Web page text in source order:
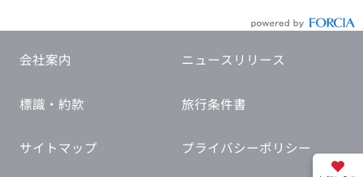
会社案内 ニュースリリース
標識・約款 旅行条件書
サイトマップ プライバシーポリシー